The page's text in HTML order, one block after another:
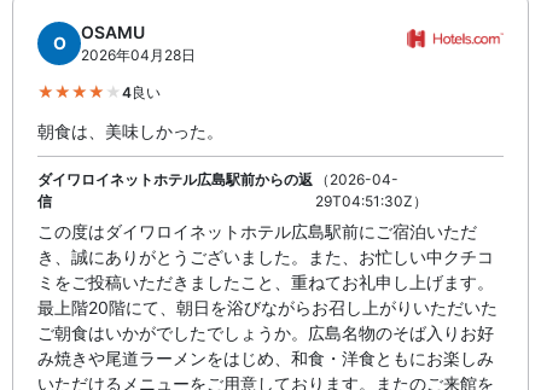
O
OSAMU
2026年04月28日
4良い
朝食は、美味しかった。
ダイワロイネットホテル広島駅前からの返
信
（2026-04-
29T04:51:30Z）
この度はダイワロイネットホテル広島駅前にご宿泊いただ
き、誠にありがとうございました。また、お忙しい中クチコ
ミをご投稿いただきましたこと、重ねてお礼申し上げます。
最上階20階にて、朝日を浴びながらお召し上がりいただいた
ご朝食はいかがでしたでしょうか。広島名物のそば入りお好
み焼きや尾道ラーメンをはじめ、和食・洋食ともにお楽しみ
いただけるメニューをご用意しております。またのご来館を